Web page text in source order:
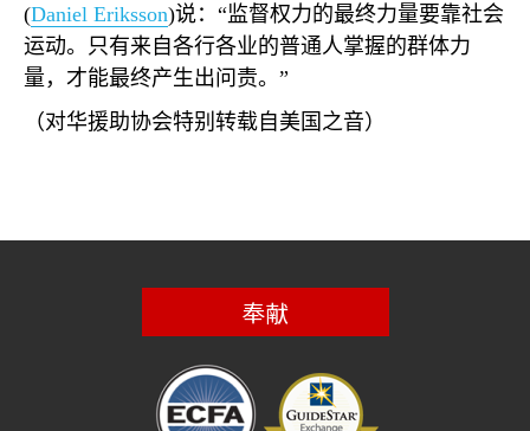
(Daniel Eriksson)说：“监督权力的最终力量要靠社会
运动。只有来自各行各业的普通人掌握的群体力
量，才能最终产生出问责。”
（对华援助协会特别转载自美国之音）
奉献